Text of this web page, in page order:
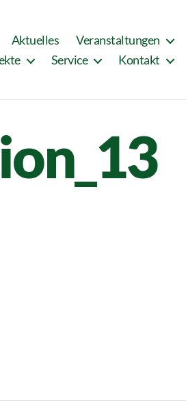
Aktuelles
Veranstaltungen
Service Kontakt